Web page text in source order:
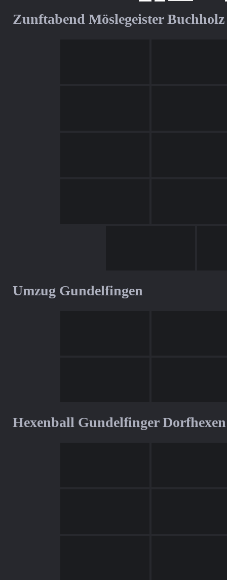
Zunftabend Möslegeister Buchholz
Umzug Gundelfingen
Hexenball Gundelfinger Dorfhexen